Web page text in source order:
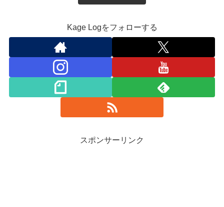
Kage Logをフォローする
スポンサーリンク